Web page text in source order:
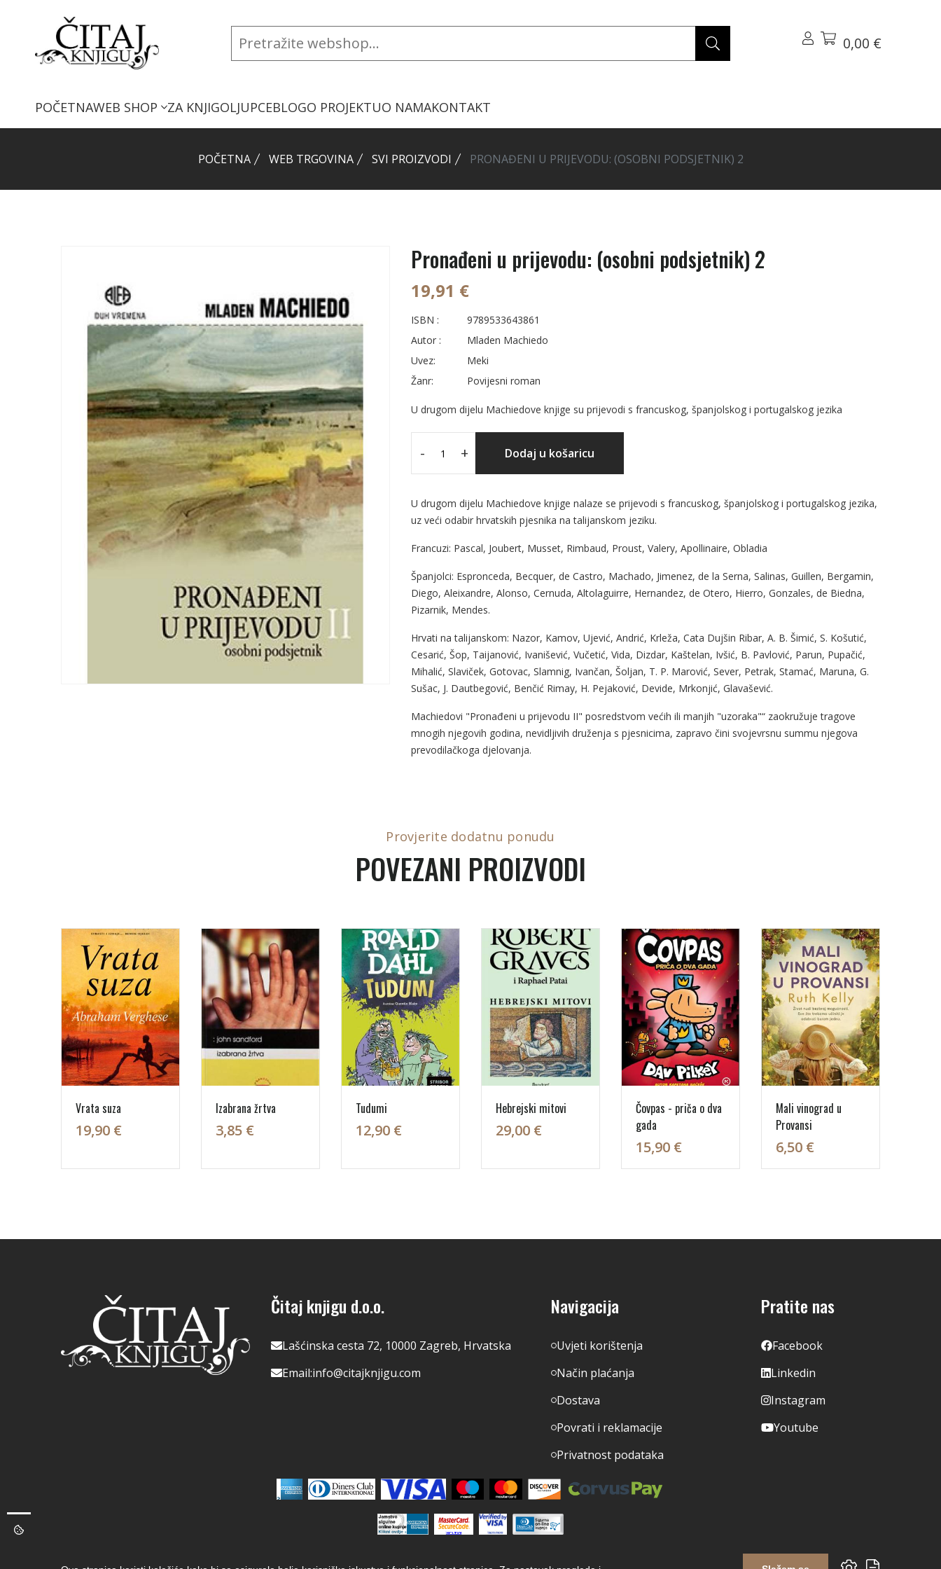
0,00 €
POČETNAWEB SHOP ZA KNJIGOLJUPCEBLOGO PROJEKTUO NAMAKONTAKT
POČETNA WEB TRGOVINA SVI PROIZVODI PRONAĐENI U PRIJEVODU: (OSOBNI PODSJETNIK) 2
Pronađeni u prijevodu: (osobni podsjetnik) 2
19,91 €
ISBN :
9789533643861
Autor :
Mladen Machiedo
Uvez:
Meki
Žanr:
Povijesni roman
U drugom dijelu Machiedove knjige su prijevodi s francuskog, španjolskog i portugalskog jezika
- + Dodaj u košaricu
U drugom dijelu Machiedove knjige nalaze se prijevodi s francuskog, španjolskog i portugalskog jezika,
uz veći odabir hrvatskih pjesnika na talijanskom jeziku.
Francuzi: Pascal, Joubert, Musset, Rimbaud, Proust, Valery, Apollinaire, Obladia
Španjolci: Espronceda, Becquer, de Castro, Machado, Jimenez, de la Serna, Salinas, Guillen, Bergamin,
Diego, Aleixandre, Alonso, Cernuda, Altolaguirre, Hernandez, de Otero, Hierro, Gonzales, de Biedna,
Pizarnik, Mendes.
Hrvati na talijanskom: Nazor, Kamov, Ujević, Andrić, Krleža, Cata Dujšin Ribar, A. B. Šimić, S. Košutić,
Cesarić, Šop, Taijanović, Ivanišević, Vučetić, Vida, Dizdar, Kaštelan, Ivšić, B. Pavlović, Parun, Pupačić,
Mihalić, Slaviček, Gotovac, Slamnig, Ivančan, Šoljan, T. P. Marović, Sever, Petrak, Stamać, Maruna, G.
Sušac, J. Dautbegović, Benčić Rimay, H. Pejaković, Devide, Mrkonjić, Glavašević.
Machiedovi "Pronađeni u prijevodu II" posredstvom većih ili manjih "uzoraka"“ zaokružuje tragove
mnogih njegovih godina, nevidljivih druženja s pjesnicima, zapravo čini svojevrsnu summu njegova
prevodilačkoga djelovanja.
Provjerite dodatnu ponudu
POVEZANI PROIZVODI
Vrata suza
19,90 €
Izabrana žrtva
3,85 €
Tudumi
12,90 €
Hebrejski mitovi
29,00 €
Čovpas - priča o dva
gada
15,90 €
Mali vinograd u
Provansi
6,50 €
Čitaj knjigu d.o.o.
Lašćinska cesta 72, 10000 Zagreb, Hrvatska
Email:info@citajknjigu.com
Navigacija
Uvjeti korištenja
Način plaćanja
Dostava
Povrati i reklamacije
Privatnost podataka
Pratite nas
Facebook
Linkedin
Instagram
Youtube